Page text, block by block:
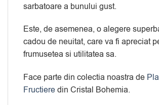
sarbatoare a bunului gust.
Este, de asemenea, o alegere
cadou de neuitat, care va fi apreciat
frumusetea si utilitatea sa.
Face parte din colectia noastra de
Fructieredin Cristal Bohemia.